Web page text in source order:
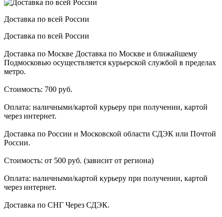
Доставка по всей России
Доставка по всей России
Доставка по Москве Доставка по Москве и ближайшему
Подмосковью осуществляется курьерской службой в пределах
метро.
Стоимость: 700 руб.
Оплата: наличными/картой курьеру при получении, картой
через интернет.
Доставка по России и Московской области СДЭК или Почтой
России.
Стоимость: от 500 руб. (зависит от региона)
Оплата: наличными/картой курьеру при получении, картой
через интернет.
Доставка по СНГ Через СДЭК.